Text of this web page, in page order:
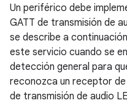
Un periférico debe
GATT de transmisión de
se describe a
este servicio cuando se
detección general para
reconozca un receptor
de transmisión de audio